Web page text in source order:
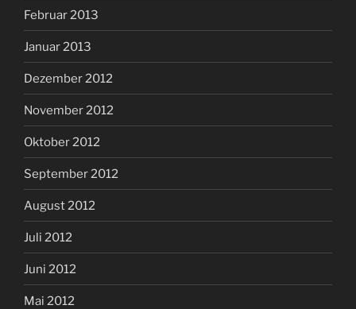
Februar 2013
Januar 2013
Dezember 2012
November 2012
Oktober 2012
September 2012
August 2012
Juli 2012
Juni 2012
Mai 2012